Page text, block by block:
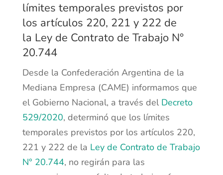
límites temporales previstos por
los artículos 220, 221 y 222 de
la Ley de Contrato de Trabajo N°
20.744
Desde la Confederación Argentina de la
Mediana Empresa (CAME) informamos que
el Gobierno Nacional, a través del Decreto
529/2020, determinó que los límites
temporales previstos por los artículos 220,
221 y 222 de la Ley de Contrato de Trabajo
N° 20.744, no regirán para las